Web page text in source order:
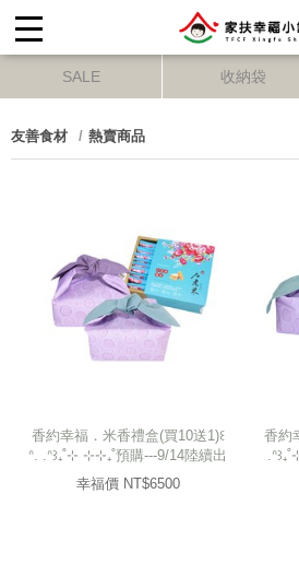
SALE 收納袋
友善食材 熱賣商品
香約幸福．米香禮盒(買10送1)꒰
ᐢ. .ᐢ꒱₊˚⊹ ⊹⊹₊˚預購---9/14陸續出
貨
幸福價 NT$6500
香約